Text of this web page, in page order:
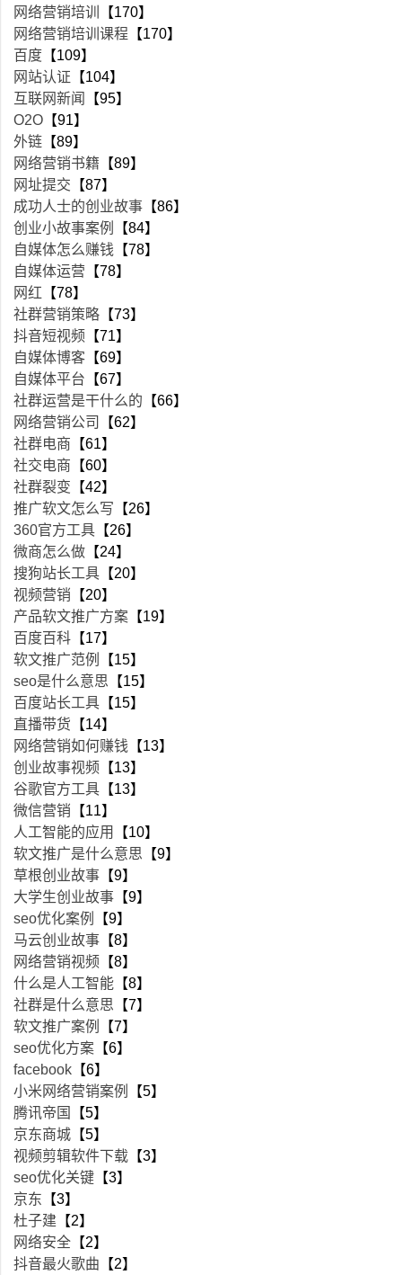
网络营销培训
【170】
网络营销培训课程 【170】
百度 【109】
网站认证 【104】
互联网新闻
【95】
O2O 【91】
外链 【89】
网络营销书籍 【89】
网址提交 【87】
成功人士的创业故事 【86】
创业小故事案例
【84】
自媒体怎么赚钱 【78】
自媒体运营 【78】
网红 【78】
社群营销策略 【73】
抖音短视频 【71】
自媒体博客 【69】
自媒体平台 【67】
社群运营是干什么的 【66】
网络营销公司
【62】
社群电商 【61】
社交电商 【60】
社群裂变 【42】
推广软文怎么写 【26】
360官方工具 【26】
微商怎么做 【24】
搜狗站长工具 【20】
视频营销 【20】
产品软文推广方案 【19】
百度百科 【17】
软文推广范例
【15】
seo是什么意思 【15】
百度站长工具 【15】
直播带货 【14】
网络营销如何赚钱 【13】
创业故事视频 【13】
谷歌官方工具 【13】
微信营销 【11】
人工智能的应用
【10】
软文推广是什么意思 【9】
草根创业故事 【9】
大学生创业故事 【9】
seo优化案例
【9】
马云创业故事 【8】
网络营销视频 【8】
什么是人工智能 【8】
社群是什么意思 【7】
软文推广案例
【7】
seo优化方案 【6】
facebook 【6】
小米网络营销案例
【5】
腾讯帝国
【5】
京东商城 【5】
视频剪辑软件下载 【3】
seo优化关键 【3】
京东 【3】
杜子建 【2】
网络安全 【2】
抖音最火歌曲 【2】